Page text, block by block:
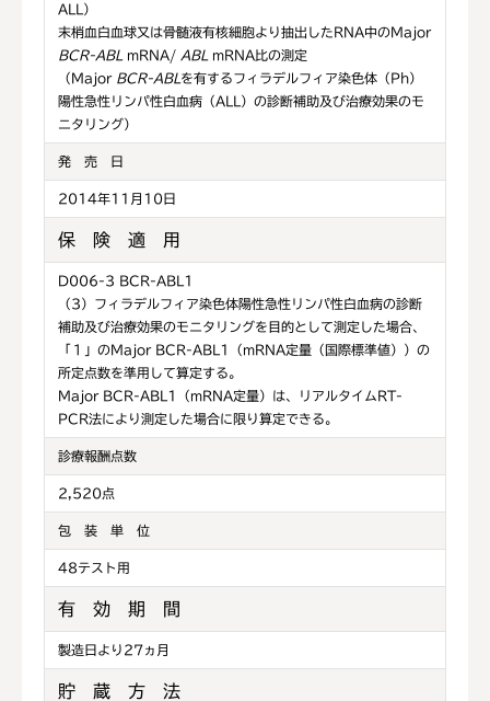
ALL）
末梢血白血球又は骨髄液有核細胞より抽出したRNA中のMajor
BCR-ABL mRNA/ ABL mRNA比の測定
（Major BCR-ABL を有するフィラデルフィア染色体（Ph）
陽性急性リンパ性白血病（ALL）の診断補助及び治療効果のモ
ニタリング）
発 売 日
2014年11月10日
保 険 適 用
D006-3 BCR-ABL1
（3）フィラデルフィア染色体陽性急性リンパ性白血病の診断
補助及び治療効果のモニタリングを目的として測定した場合、
「１」のMajor BCR-ABL1（mRNA定量（国際標準値））の
所定点数を準用して算定する。
Major BCR-ABL1（mRNA定量）は、リアルタイムRT-
PCR法により測定した場合に限り算定できる。
診療報酬点数
2,520点
包 装 単 位
48テスト用
有 効 期 間
製造日より27ヵ月
貯 蔵 方 法